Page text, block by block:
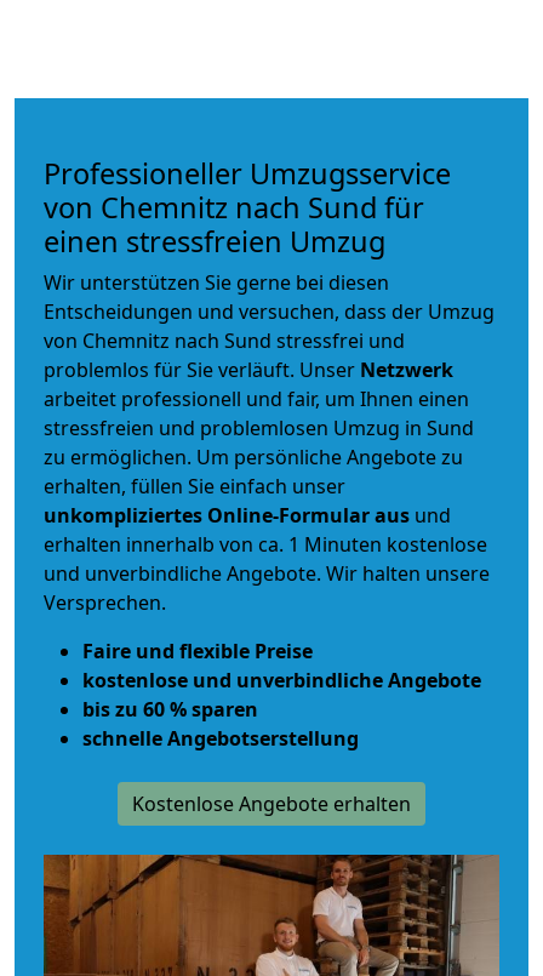
Professioneller Umzugsservice
von Chemnitz nach Sund für
einen stressfreien Umzug
Wir unterstützen Sie gerne bei diesen
Entscheidungen und versuchen, dass der Umzug
von Chemnitz nach Sund stressfrei und
problemlos für Sie verläuft. Unser Netzwerk
arbeitet professionell und fair, um Ihnen einen
stressfreien und problemlosen Umzug in Sund
zu ermöglichen. Um persönliche Angebote zu
erhalten, füllen Sie einfach unser
unkompliziertes Online-Formular aus und
erhalten innerhalb von ca. 1 Minuten kostenlose
und unverbindliche Angebote. Wir halten unsere
Versprechen.
Faire und flexible Preise
kostenlose und unverbindliche Angebote
bis zu 60 % sparen
schnelle Angebotserstellung
Kostenlose Angebote erhalten